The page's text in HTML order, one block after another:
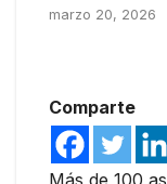
marzo 20, 2026
Comparte
Más de 100